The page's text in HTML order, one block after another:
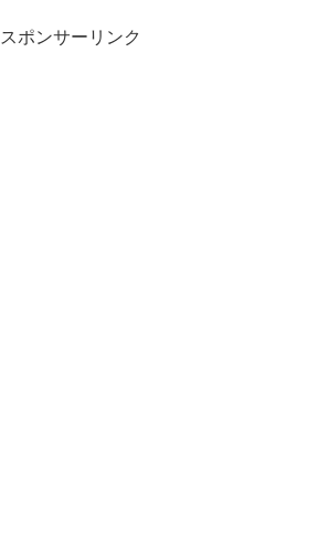
スポンサーリンク